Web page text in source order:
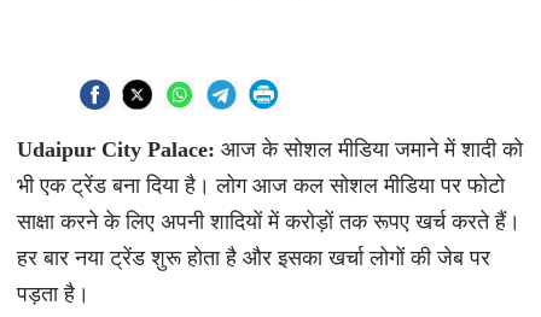
Udaipur City Palace: आज के सोशल मीडिया जमाने में शादी को
भी एक ट्रेंड बना दिया है। लोग आज कल सोशल मीडिया पर फोटो
साक्षा करने के लिए अपनी शादियों में करोड़ों तक रूपए खर्च करते हैं।
हर बार नया ट्रेंड शुरू होता है और इसका खर्चा लोगों की जेब पर
पड़ता है।